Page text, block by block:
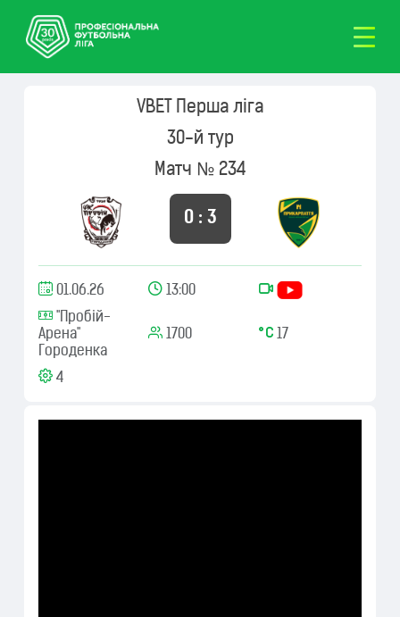
VBET Перша ліга
30-й тур
Матч № 234
0 : 3
01.06.26
13:00
"Пробій-
Арена"
Городенка
1700 17
4